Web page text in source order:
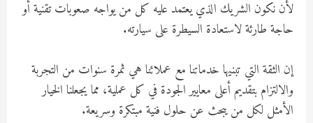
لأن نكون الشريك الذي يعتمد عليه كل من يواجه صعوبات تقنية أو
حاجة طارئة لاستعادة السيطرة على سيارته.
إن الثقة التي تبنيها خدماتنا مع عملائنا هي ثمرة سنوات من التجربة
والالتزام بتقديم أعلى معايير الجودة في كل عملية، مما يجعلنا الخيار
الأمثل لكل من يبحث عن حلول فنية مبتكرة وسريعة.